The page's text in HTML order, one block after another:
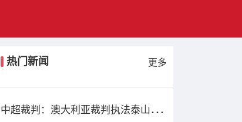
热门新闻 更多
中超裁判：澳大利亚裁判执法泰山vs